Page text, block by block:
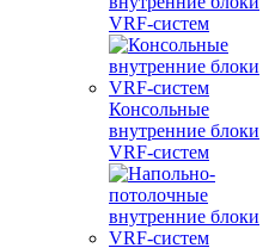
VRF-систем
Консольные
внутренние блоки
VRF-систем